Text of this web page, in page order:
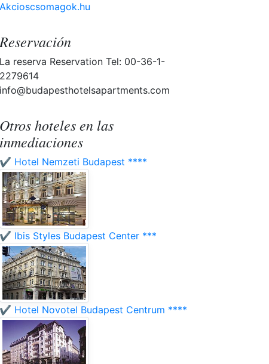
Akcioscsomagok.hu
Reservación
La reserva Reservation Tel: 00-36-1-
2279614
info@budapesthotelsapartments.com
Otros hoteles en las
inmediaciones
✔️ Hotel Nemzeti Budapest ****
✔️ Ibis Styles Budapest Center ***
✔️ Hotel Novotel Budapest Centrum ****